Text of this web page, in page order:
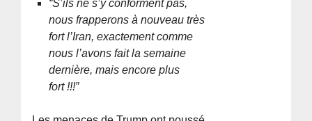
“S’ils ne s’y conforment pas,
nous frapperons à nouveau très
fort l’Iran, exactement comme
nous l’avons fait la semaine
dernière, mais encore plus
fort !!!”